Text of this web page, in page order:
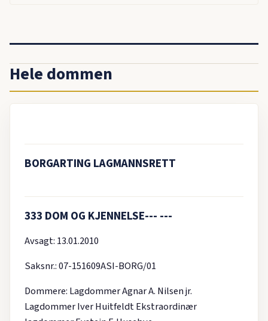
Hele dommen
BORGARTING LAGMANNSRETT
333 DOM OG KJENNELSE--- ---
Avsagt: 13.01.2010
Saksnr.: 07-151609ASI-BORG/01
Dommere: Lagdommer Agnar A. Nilsen jr.
Lagdommer Iver Huitfeldt Ekstraordinær